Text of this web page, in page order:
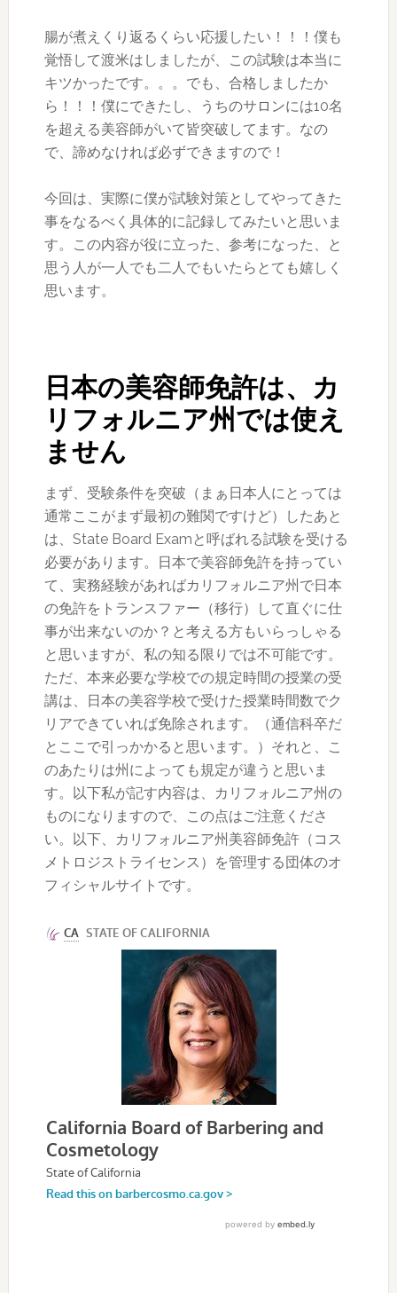
腸が煮えくり返るくらい応援したい！！！僕も
覚悟して渡米はしましたが、この試験は本当に
キツかったです。。。でも、合格しましたか
ら！！！僕にできたし、うちのサロンには10名
を超える美容師がいて皆突破してます。なの
で、諦めなければ必ずできますので！
今回は、実際に僕が試験対策としてやってきた
事をなるべく具体的に記録してみたいと思いま
す。この内容が役に立った、参考になった、と
思う人が一人でも二人でもいたらとても嬉しく
思います。
日本の美容師免許は、カ
リフォルニア州では使え
ません
まず、受験条件を突破（まぁ日本人にとっては
通常ここがまず最初の難関ですけど）したあと
は、State Board Examと呼ばれる試験を受ける
必要があります。日本で美容師免許を持ってい
て、実務経験があればカリフォルニア州で日本
の免許をトランスファー（移行）して直ぐに仕
事が出来ないのか？と考える方もいらっしゃる
と思いますが、私の知る限りでは不可能です。
ただ、本来必要な学校での規定時間の授業の受
講は、日本の美容学校で受けた授業時間数でク
リアできていれば免除されます。（通信科卒だ
とここで引っかかると思います。）それと、こ
のあたりは州によっても規定が違うと思いま
す。以下私が記す内容は、カリフォルニア州の
ものになりますので、この点はご注意くださ
い。以下、カリフォルニア州美容師免許（コス
メトロジストライセンス）を管理する団体のオ
フィシャルサイトです。